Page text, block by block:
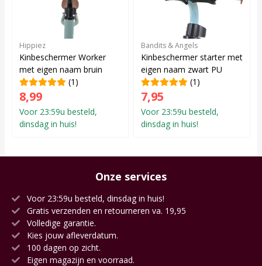
Hippiez
Kinbeschermer Worker
met eigen naam bruin
(1)
8,99
Voor 23:59u besteld,
dinsdag in huis!
Bandits & Angels
Kinbeschermer starter met
eigen naam zwart PU
(1)
7,95
Voor 23:59u besteld,
dinsdag in huis!
Onze services
Voor 23:59u besteld, dinsdag in huis!
Gratis verzenden en retourneren va. 19,95
Volledige garantie.
Kies jouw afleverdatum.
100 dagen op zicht.
Eigen magazijn en voorraad.